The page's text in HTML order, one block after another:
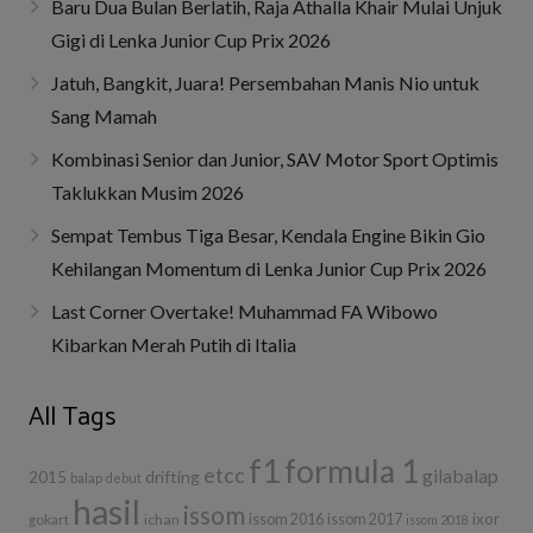
Baru Dua Bulan Berlatih, Raja Athalla Khair Mulai Unjuk
Gigi di Lenka Junior Cup Prix 2026
Jatuh, Bangkit, Juara! Persembahan Manis Nio untuk
Sang Mamah
Kombinasi Senior dan Junior, SAV Motor Sport Optimis
Taklukkan Musim 2026
Sempat Tembus Tiga Besar, Kendala Engine Bikin Gio
Kehilangan Momentum di Lenka Junior Cup Prix 2026
Last Corner Overtake! Muhammad FA Wibowo
Kibarkan Merah Putih di Italia
All Tags
2015 balap debut drifting etcc f1formula 1 gilabalap
gokart hasil ichan issom issom 2016 issom 2017 issom 2018 ixor